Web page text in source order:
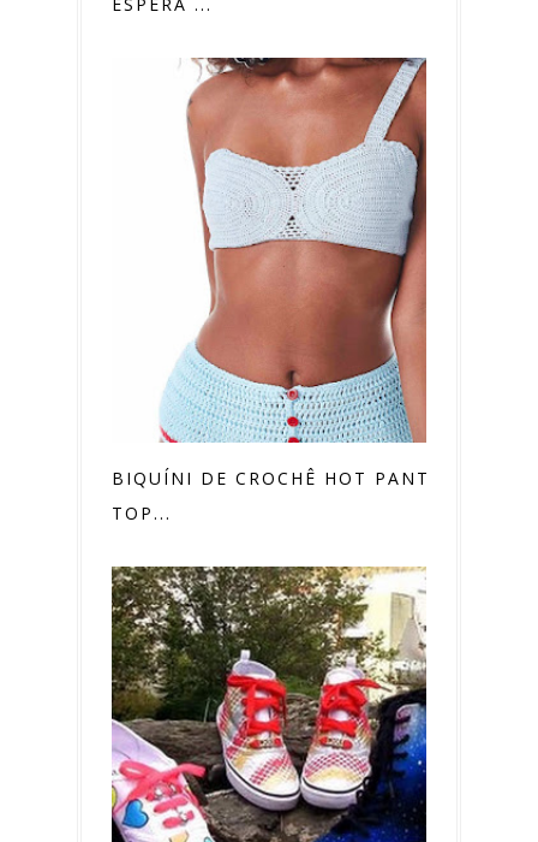
BIQUÍNI DE CROCHÊ HOT PANTS COM
TOP...